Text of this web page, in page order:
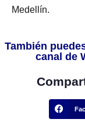
Medellín.
También
canal de